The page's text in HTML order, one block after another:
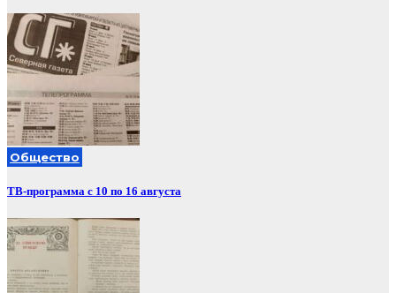
Общество
ТВ-программа с 10 по 16 августа